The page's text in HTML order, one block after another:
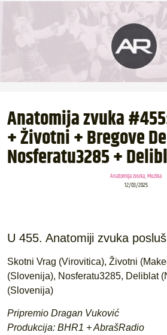
Anatomija zvuka
+ Životni + Bregove
Nosferatu3285 +
Anatomija zvuka,Muzika
12/03/2025
U 455. Anatomiji zvuka
Skotni Vrag (Virovitica), Životni
(Slovenija), Nosferatu3285, Deliblat
(Slovenija)
Pripremio Dragan Vuković
Produkcija: BHR1 + AbrašRadio